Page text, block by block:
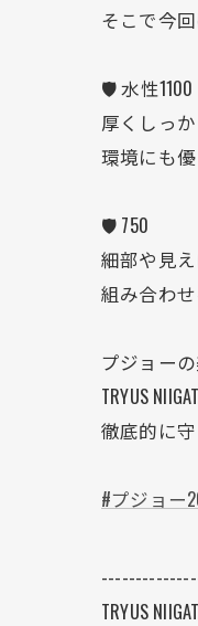
そこで今
🛡️ 水性1100
厚くしっ
環境にも
🛡️ 750
細部や見
組み合わ
プジョー
TRYUS
徹底的に
#プジョー
TRYUS